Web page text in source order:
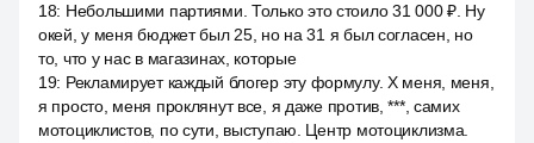
18: Небольшими партиями. Только это стоило 31 000 ₽. Ну
окей, у меня бюджет был 25, но на 31 я был согласен, но
то, что у нас в магазинах, которые
19: Рекламирует каждый блогер эту формулу. X меня, меня,
я просто, меня проклянут все, я даже против, ***, самих
мотоциклистов, по сути, выступаю. Центр мотоциклизма.